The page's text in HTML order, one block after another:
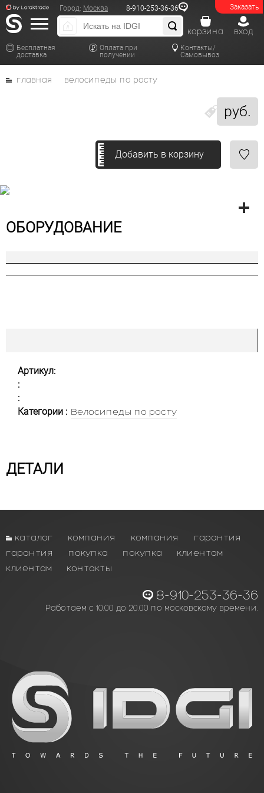
Заказать
Город: Москва 8-910-253-36-36
Бесплатная
доставка
Оплата при
получении
Контакты/
Самовывоз
вход
корзина
руб.
главная велосипеды по росту
Добавить в корзину
ОБОРУДОВАНИЕ
Артикул:
:
:
Категории : Велосипеды по росту
ДЕТАЛИ
каталог компания компания
гарантия
гарантия
покупка покупка
клиентам
клиентам
контакты
8-910-253-36-36
Работаем с 10.00 до 20.00 по московскому времени.